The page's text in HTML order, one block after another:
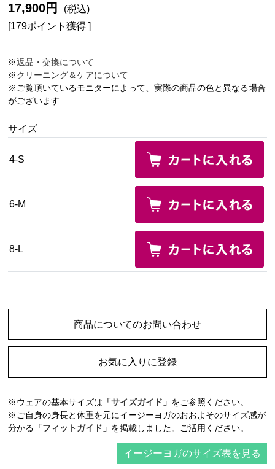
17,900円
(税込)
[179ポイント獲得 ]
※返品・交換について
※クリーニング＆ケアについて
※ご覧頂いているモニターによって、実際の商品の色と異なる場合
がございます
サイズ
4-S
6-M
8-L
商品についてのお問い合わせ
お気に入りに登録
※ウェアの基本サイズは 「サイズガイド」 をご参照ください。
※ご自身の身長と体重を元にイージーヨガのおおよそのサイズ感が
分かる 「フィットガイド」 を掲載しました。ご活用ください。
イージーヨガのサイズ表を見る